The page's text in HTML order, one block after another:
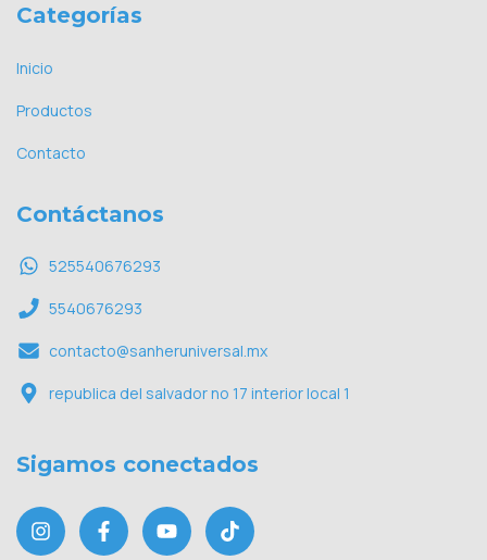
Categorías
Inicio
Productos
Contacto
Contáctanos
525540676293
5540676293
contacto@sanheruniversal.mx
republica del salvador no 17 interior local 1
Sigamos conectados